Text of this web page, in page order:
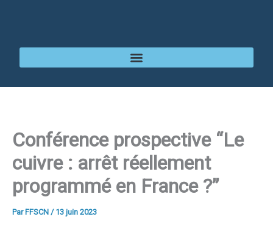
Conférence prospective “Le
cuivre : arrêt réellement
programmé en France ?”
Par FFSCN / 13 juin 2023